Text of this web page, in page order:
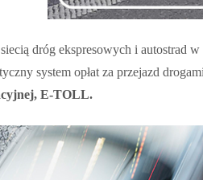
dróg ekspresowych i autostrad
system opłat za przejazd
E-TOLL.